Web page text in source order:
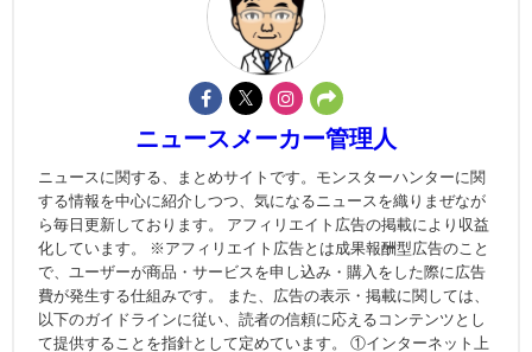
ニュースメーカー管理人
ニュースに関する、まとめサイトです。モンスターハンターに関
する情報を中心に紹介しつつ、気になるニュースを織りまぜなが
ら毎日更新しております。 アフィリエイト広告の掲載により収益
化しています。 ※アフィリエイト広告とは成果報酬型広告のこと
で、ユーザーが商品・サービスを申し込み・購入をした際に広告
費が発生する仕組みです。 また、広告の表示・掲載に関しては、
以下のガイドラインに従い、読者の信頼に応えるコンテンツとし
て提供することを指針として定めています。 ①インターネット上